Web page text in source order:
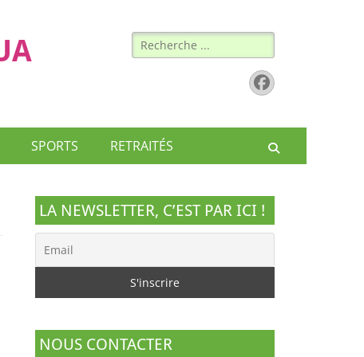
Rechercher :
Facebook
SPORTS RETRAITÉS
LA NEWSLETTER, C’EST PAR ICI !
NOUS CONTACTER